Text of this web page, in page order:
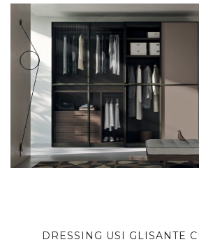
DRESSING USI GLISANTE